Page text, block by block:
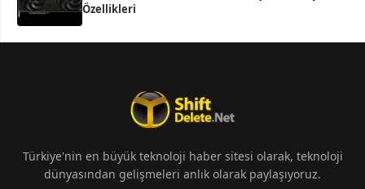
Özellikleri
Türkiye'nin en büyük teknoloji haber sitesi olarak, teknoloji
dünyasından gelişmeleri anlık olarak paylaşıyoruz.